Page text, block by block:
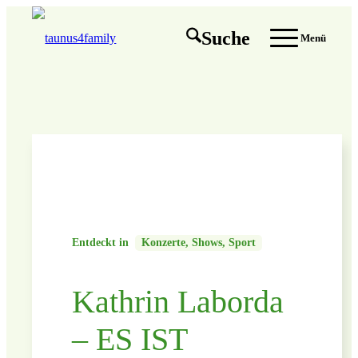
Suche Menü
Entdeckt in Konzerte, Shows, Sport
Kathrin Laborda
– ES IST